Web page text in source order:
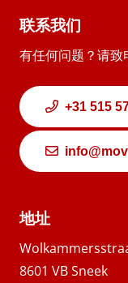
联系我们
有任何问题？请
+31 515
地址
8601 VB Sneek